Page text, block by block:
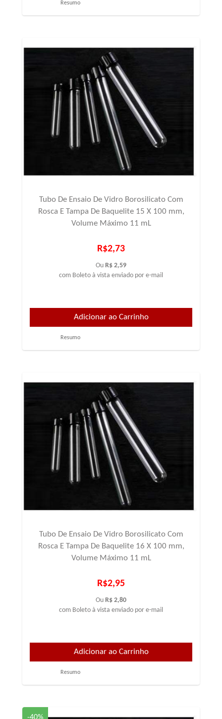
Resumo
Tubo De Ensaio De Vidro Borosilicato Com
Rosca E Tampa De Baquelite 15 X 100 mm,
Volume Máximo 11 mL
R$2,73
Ou R$ 2,59
com Boleto à vista enviado por e-mail
Resumo
Tubo De Ensaio De Vidro Borosilicato Com
Rosca E Tampa De Baquelite 16 X 100 mm,
Volume Máximo 11 mL
R$2,95
Ou R$ 2,80
com Boleto à vista enviado por e-mail
Resumo
-40%